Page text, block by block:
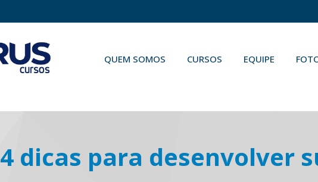
QUEM SOMOS CURSOS EQUIPE
4 dicas para desenvolver